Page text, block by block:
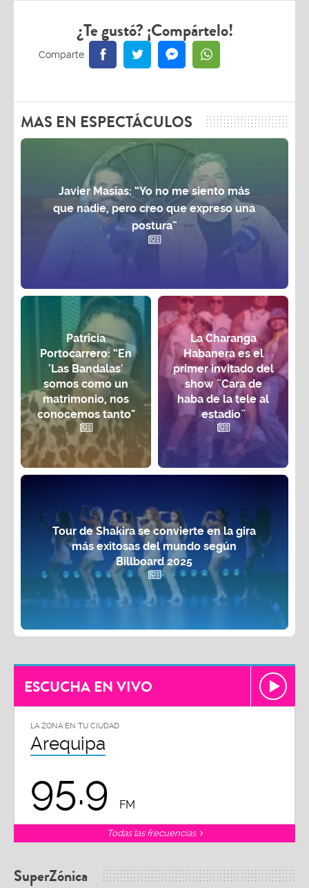
¿Te gustó? ¡Compártelo!
MAS EN ESPECTÁCULOS
Javier Masías: “Yo no me siento más
que nadie, pero creo que expreso una
postura”
Patricia
Portocarrero: “En
'Las Bandalas'
somos como un
matrimonio, nos
conocemos tanto"
La Charanga
Habanera es el
primer invitado del
show ¨Cara de
haba de la tele al
estadio¨
Tour de Shakira se convierte en la gira
más exitosas del mundo según
Billboard 2025
ESCUCHA EN VIVO
LA ZONA EN TU CIUDAD
Arequipa
95.9 FM
Todas las frecuencias
SuperZónica